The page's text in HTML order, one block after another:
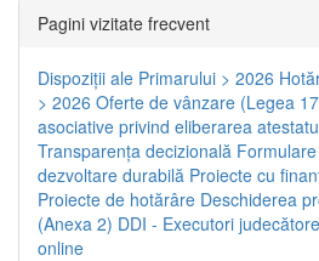
Pagini vizitate frecvent
Dispoziţii ale Primarului > 2026
> 2026 Oferte de vânzare (Legea
asociative privind eliberarea
Transparenţa decizională
dezvoltare durabilă Proiecte cu
Proiecte de hotărâre Deschiderea
(Anexa 2) DDI - Executori
online